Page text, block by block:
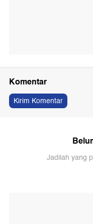
Komentar
Kirim Komentar
Jadilah yang